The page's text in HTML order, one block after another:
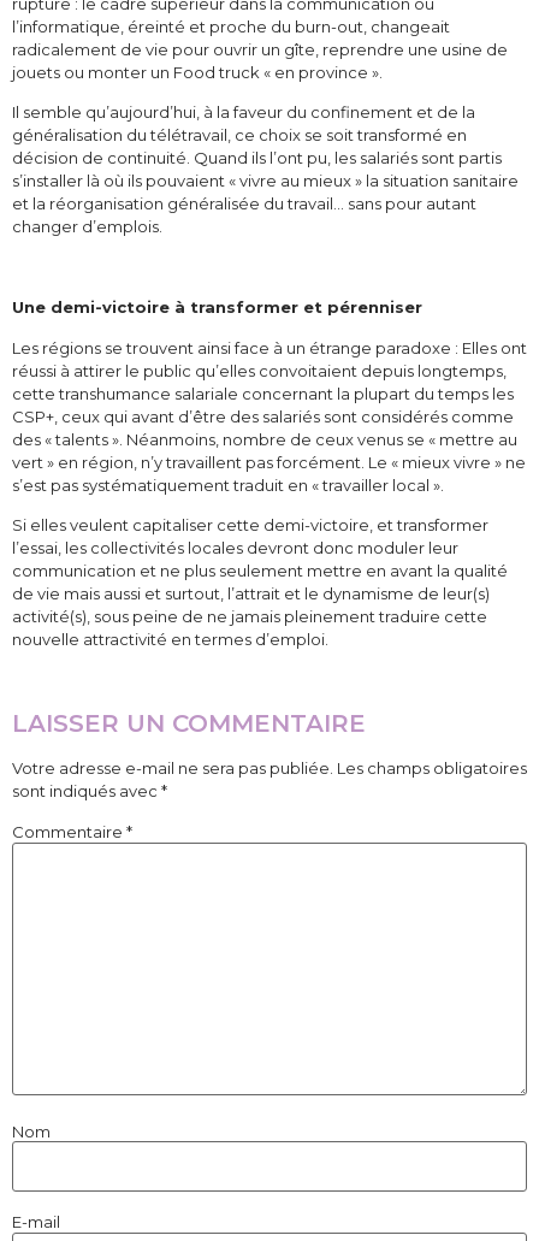
l’informatique, éreinté et proche du burn-out, changeait
radicalement de vie pour ouvrir un gîte, reprendre une usine de
jouets ou monter un Food truck « en province ».
Il semble qu’aujourd’hui, à la faveur du confinement et de la
généralisation du télétravail, ce choix se soit transformé en
décision de continuité. Quand ils l’ont pu, les salariés sont partis
s’installer là où ils pouvaient « vivre au mieux » la situation sanitaire
et la réorganisation généralisée du travail… sans pour autant
changer d’emplois.
Une demi-victoire à transformer et pérenniser
Les régions se trouvent ainsi face à un étrange paradoxe : Elles ont
réussi à attirer le public qu’elles convoitaient depuis longtemps,
cette transhumance salariale concernant la plupart du temps les
CSP+, ceux qui avant d’être des salariés sont considérés comme
des « talents ». Néanmoins, nombre de ceux venus se « mettre au
vert » en région, n’y travaillent pas forcément. Le « mieux vivre » ne
s’est pas systématiquement traduit en « travailler local ».
Si elles veulent capitaliser cette demi-victoire, et transformer
l’essai, les collectivités locales devront donc moduler leur
communication et ne plus seulement mettre en avant la qualité
de vie mais aussi et surtout, l’attrait et le dynamisme de leur(s)
activité(s), sous peine de ne jamais pleinement traduire cette
nouvelle attractivité en termes d’emploi.
LAISSER UN COMMENTAIRE
Votre adresse e-mail ne sera pas publiée. Les champs obligatoires
sont indiqués avec *
Commentaire *
Nom
E-mail